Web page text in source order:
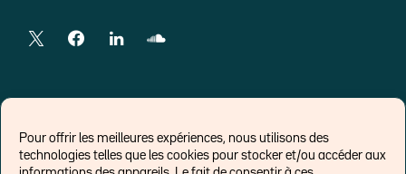
Pour offrir les meilleures expériences, nous utilisons des
technologies telles que les cookies pour stocker et/ou accéder aux
LIENS EXTERNES
Chroniques pour Forbes